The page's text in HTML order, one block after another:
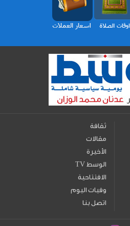
ثقافة
مقالات
الأخيرة
TV الوسط
الافتتاحية
وفيات اليوم
اتصل بنا